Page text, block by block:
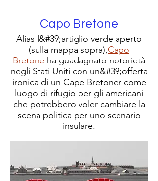
Capo Bretone
Alias l&#39;artiglio verde aperto
(sulla mappa sopra),Capo
Bretone ha guadagnato notorietà
negli Stati Uniti con un&#39;offerta
ironica di un Cape Bretoner come
luogo di rifugio per gli americani
che potrebbero voler cambiare la
scena politica per uno scenario
insulare.